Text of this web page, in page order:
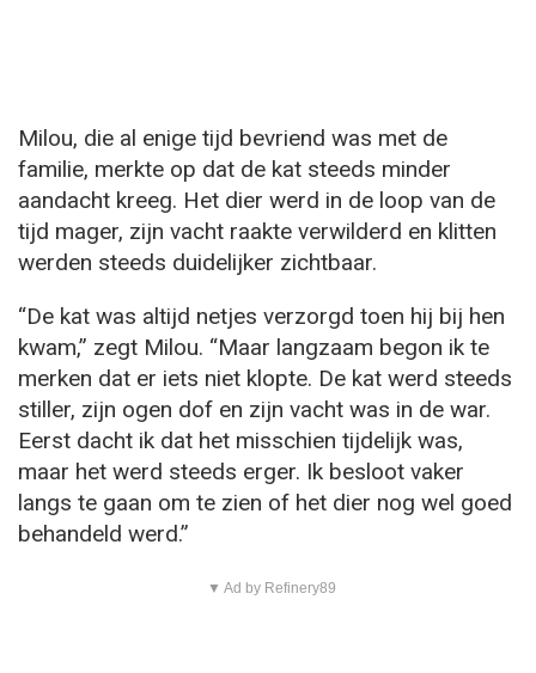
Milou, die al enige tijd bevriend was met de
familie, merkte op dat de kat steeds minder
aandacht kreeg. Het dier werd in de loop van de
tijd mager, zijn vacht raakte verwilderd en klitten
werden steeds duidelijker zichtbaar.
“De kat was altijd netjes verzorgd toen hij bij hen
kwam,” zegt Milou. “Maar langzaam begon ik te
merken dat er iets niet klopte. De kat werd steeds
stiller, zijn ogen dof en zijn vacht was in de war.
Eerst dacht ik dat het misschien tijdelijk was,
maar het werd steeds erger. Ik besloot vaker
langs te gaan om te zien of het dier nog wel goed
behandeld werd.”
▼ Ad by Refinery89